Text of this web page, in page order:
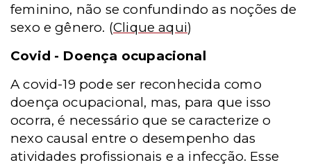
feminino, não se confundindo as noções de
sexo e gênero. (Clique aqui)
Covid - Doença ocupacional
A covid-19 pode ser reconhecida como
doença ocupacional, mas, para que isso
ocorra, é necessário que se caracterize o
nexo causal entre o desempenho das
atividades profissionais e a infecção. Esse